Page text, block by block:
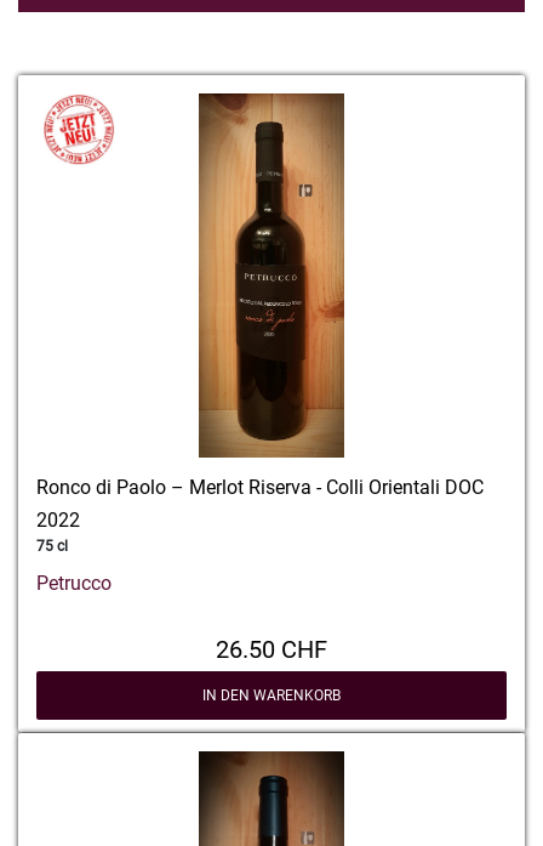
Ronco di Paolo – Merlot Riserva - Colli Orientali DOC
2022
75 cl
Petrucco
26.50 CHF
IN DEN WARENKORB